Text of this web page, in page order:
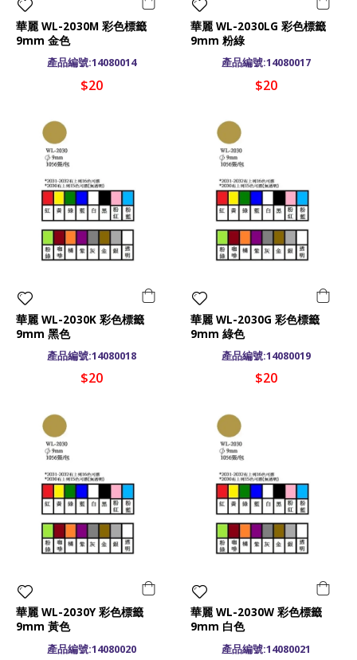
華麗 WL-2030M 彩色標籤
9mm 金色
產品編號:14080014
$20
華麗 WL-2030LG 彩色標籤
9mm 粉綠
產品編號:14080017
$20
華麗 WL-2030K 彩色標籤
9mm 黑色
產品編號:14080018
$20
華麗 WL-2030G 彩色標籤
9mm 綠色
產品編號:14080019
$20
華麗 WL-2030Y 彩色標籤
9mm 黃色
產品編號:14080020
華麗 WL-2030W 彩色標籤
9mm 白色
產品編號:14080021